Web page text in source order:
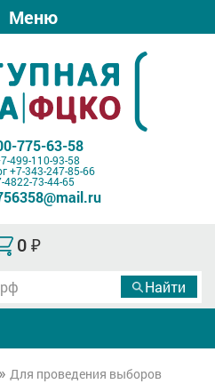
Меню
775-63-58
499-110-93-58
+7-343-247-85-66
4822-73-44-65
0 ₽
Для проведения выборов